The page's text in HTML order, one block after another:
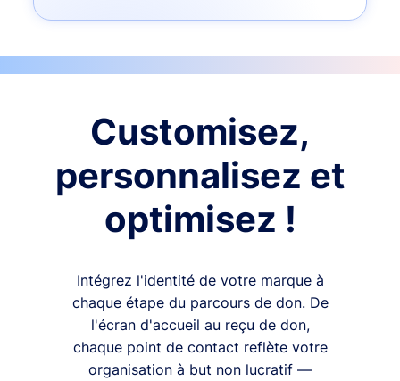
Customisez,
personnalisez et
optimisez !
Intégrez l'identité de votre marque à
chaque étape du parcours de don. De
l'écran d'accueil au reçu de don,
chaque point de contact reflète votre
organisation à but non lucratif —